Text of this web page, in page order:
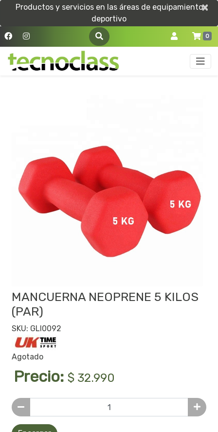
Productos y servicios en las áreas de equipamiento
deportivo
×
×
0
MANCUERNA NEOPRENE 5 KILOS
(PAR)
SKU: GLI0092
Agotado
Precio: $ 32.990